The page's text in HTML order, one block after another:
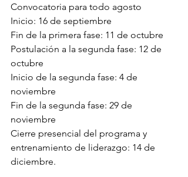
Convocatoria para todo agosto
Inicio: 16 de septiembre
Fin de la primera fase: 11 de octubre
Postulación a la segunda fase: 12 de
octubre
Inicio de la segunda fase: 4 de
noviembre
Fin de la segunda fase: 29 de
noviembre
Cierre presencial del programa y
entrenamiento de liderazgo: 14 de
diciembre.